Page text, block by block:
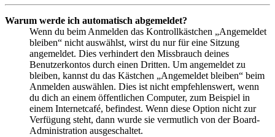
Warum werde ich automatisch abgemeldet?
Wenn du beim Anmelden das Kontrollkästchen „Angemeldet
bleiben“ nicht auswählst, wirst du nur für eine Sitzung
angemeldet. Dies verhindert den Missbrauch deines
Benutzerkontos durch einen Dritten. Um angemeldet zu
bleiben, kannst du das Kästchen „Angemeldet bleiben“ beim
Anmelden auswählen. Dies ist nicht empfehlenswert, wenn
du dich an einem öffentlichen Computer, zum Beispiel in
einem Internetcafé, befindest. Wenn diese Option nicht zur
Verfügung steht, dann wurde sie vermutlich von der Board-
Administration ausgeschaltet.